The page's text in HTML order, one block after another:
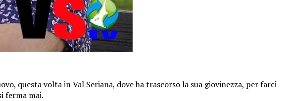
questa volta in Val Seriana, dove ha trascorso la sua giovinezza, per farci
ferma mai.